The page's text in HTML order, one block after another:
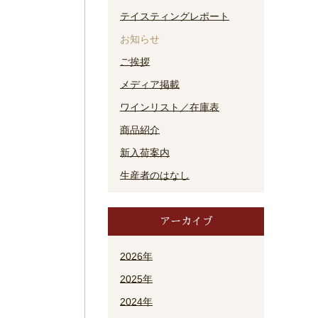
テイスティングレポート
お知らせ
ご挨拶
メディア掲載
ワインリスト／在庫表
商品紹介
新入荷案内
生産者のはなし
アーカイブ
2026年
2025年
2024年